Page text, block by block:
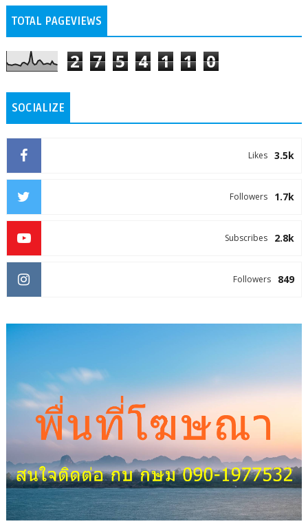
TOTAL PAGEVIEWS
2 7 5 4 1 1 0
SOCIALIZE
3.5k
Likes
1.7k
Followers
2.8k
Subscribes
849
Followers